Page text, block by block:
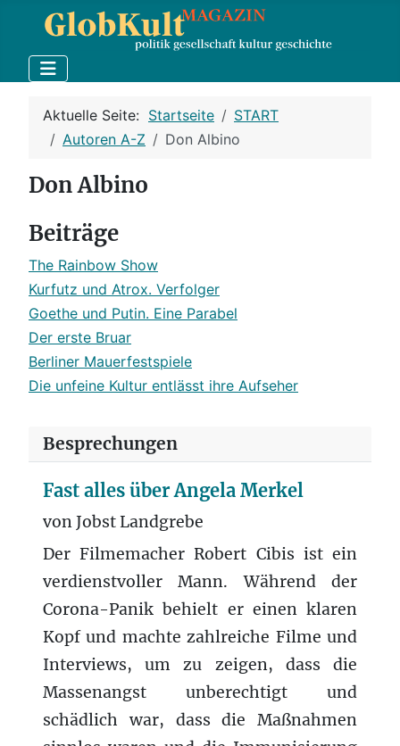
Aktuelle Seite: Startseite
START
Autoren A-Z
Don Albino
Don Albino
Beiträge
The Rainbow Show
Kurfutz und Atrox. Verfolger
Goethe und Putin. Eine Parabel
Der erste Bruar
Berliner Mauerfestspiele
Die unfeine Kultur entlässt ihre Aufseher
Besprechungen
Fast alles über Angela Merkel
von Jobst Landgrebe
Der Filmemacher Robert Cibis ist ein
verdienstvoller Mann. Während der
Corona-Panik behielt er einen klaren
Kopf und machte zahlreiche Filme und
Interviews, um zu zeigen, dass die
Massenangst unberechtigt und
schädlich war, dass die Maßnahmen